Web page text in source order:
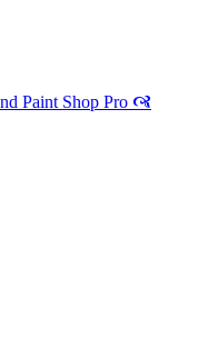
Paint Shop Pro 🙧